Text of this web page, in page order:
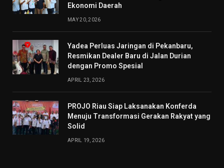
Ekonomi Daerah
MAY 20, 2026
Yadea Perluas Jaringan di Pekanbaru,
Resmikan Dealer Baru di Jalan Durian
dengan Promo Spesial
APRIL 23, 2026
PROJO Riau Siap Laksanakan Konferda
Menuju Transformasi Gerakan Rakyat yang
Solid
APRIL 19, 2026